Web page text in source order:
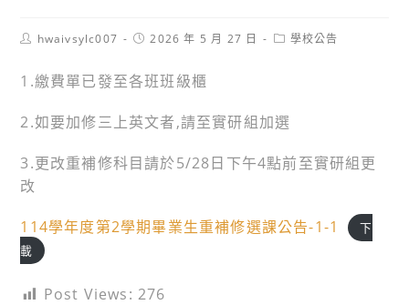
Posthwaivsylc007
Post2026 年 5 月 27 日
Post學校公告
1.繳費單已發至各班班級櫃
2.如要加修三上英文者,請至實研組加選
3.更改重補修科目請於5/28日下午4點前至實研組更
改
114學年度第2學期畢業生重補修選課公告-1-1
下
載
Post Views: 276